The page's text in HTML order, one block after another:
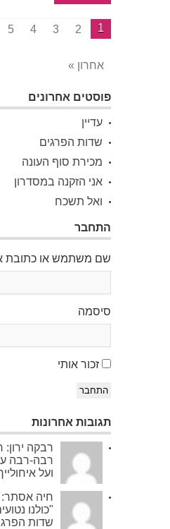
1
2
3
4
5
אחרון »
פוסטים אחרונים
עדיין
שדות הפרגים
מכירת סוף העונה
אני הזקנה במסדרון
ואל תשכח
התחבר
שם משתמש או כתובת
סיסמה
זכור אותי
התחבר
תגובות אחרונות
רבקה
רבה-רבה
ועל
חיה אסתר:
"כולנו
שדות